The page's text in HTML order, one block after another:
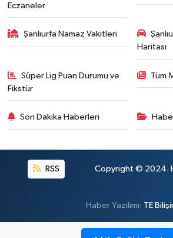
Eczaneler
Şanlıurfa Namaz Vakitleri
Haritası
Süper Lig Puan Durumu ve
Fikstür
Tüm
Son Dakika Haberleri
RSS Copyright © 2024.
Haber Yazılımı: TE